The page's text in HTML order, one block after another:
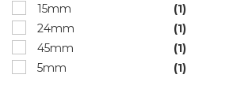
15mm
(1)
24mm
(1)
45mm
(1)
5mm
(1)